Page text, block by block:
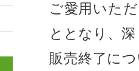
ご愛用いた
ととなり、
販売終了に